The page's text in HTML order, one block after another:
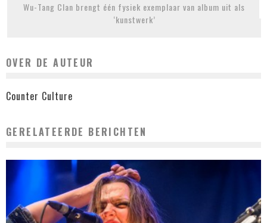
Wu-Tang Clan brengt één fysiek exemplaar van album uit als
‘kunstwerk’
OVER DE AUTEUR
Counter Culture
GERELATEERDE BERICHTEN